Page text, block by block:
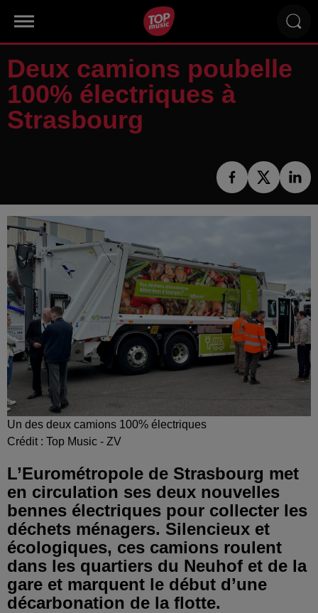
Deux camions poubelle
100% électriques à
Strasbourg
Un des deux camions 100% électriques
Crédit : Top Music - ZV
L’Eurométropole de Strasbourg met
en circulation ses deux nouvelles
bennes électriques pour collecter les
déchets ménagers. Silencieux et
écologiques, ces camions roulent
dans les quartiers du Neuhof et de la
gare et marquent le début d’une
décarbonation de la flotte.